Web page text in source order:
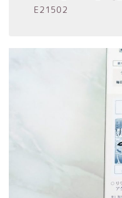
E21502